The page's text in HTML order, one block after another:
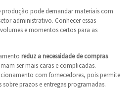
produção pode demandar materiais com
administrativo. Conhecer essas
e momentos certos para as
reduz a necessidade de compras
ser mais caras e complicadas.
com fornecedores, pois permite
sobre prazos e entregas programadas.